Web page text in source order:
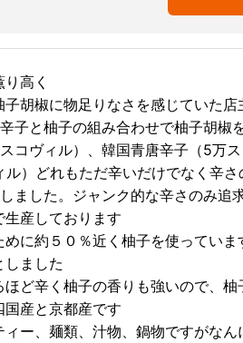
高く
胡椒に物足りなさを感じていた
子と柚子の組み合わせで柚子胡椒
コヴィル）、韓国青唐辛子（5万
ル）どれもただ辛いだけでなく辛
ました。ジャンク的な辛さのみ追
生産しております
に約５０％近く柚子を使ってい
ました
ど辛く柚子の香りも強いので、
産と京都産です
ー、麺類、汁物、鍋物ですがな